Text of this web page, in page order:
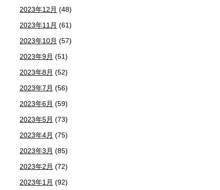
2023年12月 (48)
2023年11月 (61)
2023年10月 (57)
2023年9月 (51)
2023年8月 (52)
2023年7月 (56)
2023年6月 (59)
2023年5月 (73)
2023年4月 (75)
2023年3月 (85)
2023年2月 (72)
2023年1月 (92)